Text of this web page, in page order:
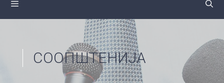
СООПШТЕНИЈА